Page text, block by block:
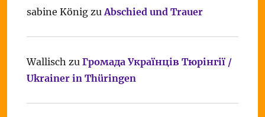
sabine KönigzuAbschied und Trauer
Wallisch zu Громада Українців Тюрінгії /
Ukrainer in Thüringen